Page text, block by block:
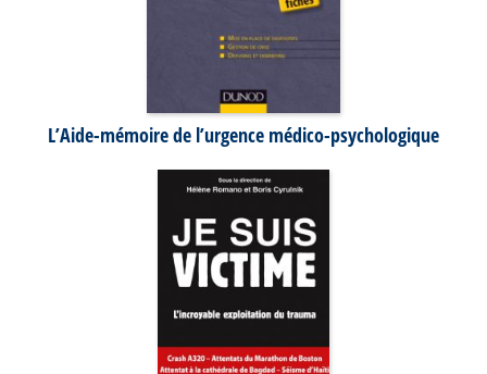
L’Aide-mémoire de l’urgence médico-psychologique